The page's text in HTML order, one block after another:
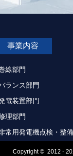
事業内容
線部門
ランス部門
電装置部門
理部門
常用発電機点検・整備
Copyright © 2012 -